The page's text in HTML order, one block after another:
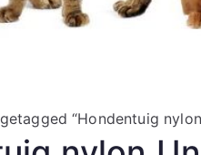
“Hondentuig